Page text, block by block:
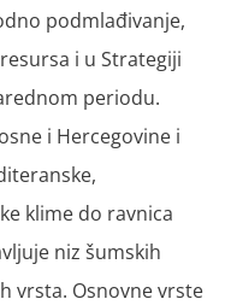
podmlađivanje,
i u Strategiji
periodu.
i Hercegovine i
klime do ravnica
niz šumskih
vrsta. Osnovne vrste